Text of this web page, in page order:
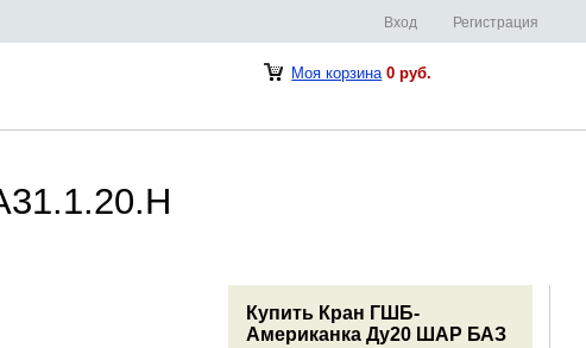
Регистрация
Вход
Моя корзина 0 руб.
Купить Кран ГШБ-
Американка Ду20 ШАР БАЗ